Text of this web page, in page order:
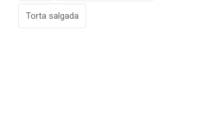
Torta salgada